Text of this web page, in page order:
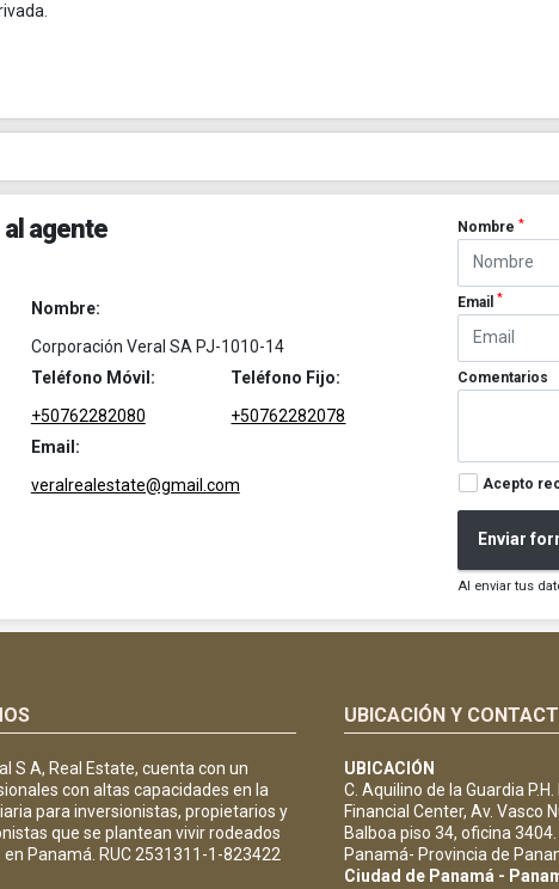
agente
Nombre:
Corporación Veral SA PJ-1010-14
Teléfono Móvil:
+50762282080
Teléfono Fijo:
+50762282078
Email:
veralrealestate@gmail.com
Nombre*
Email*
Comentarios
Acepto
Enviar
Al enviar tus
S A, Real Estate, cuenta con un
con altas capacidades en la
para inversionistas, propietarios y
que se plantean vivir rodeados
Panamá. RUC 2531311-1-823422
UBICACIÓN Y
UBICACIÓN
C. Aquilino de la Guardia P.H.
Financial Center, Av. Vasco
Balboa piso 34, oficina
Panamá- Provincia de
Ciudad de Panamá -